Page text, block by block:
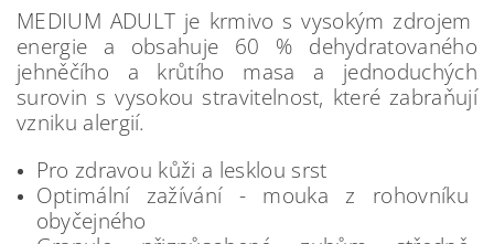
MEDIUM ADULT je krmivo s vysokým zdrojem
energie a obsahuje 60 % dehydratovaného
jehněčího a krůtího masa a jednoduchých
surovin s vysokou stravitelnost, které zabraňují
vzniku alergií.
Pro zdravou kůži a lesklou srst
Optimální zažívání - mouka z rohovníku
obyčejného